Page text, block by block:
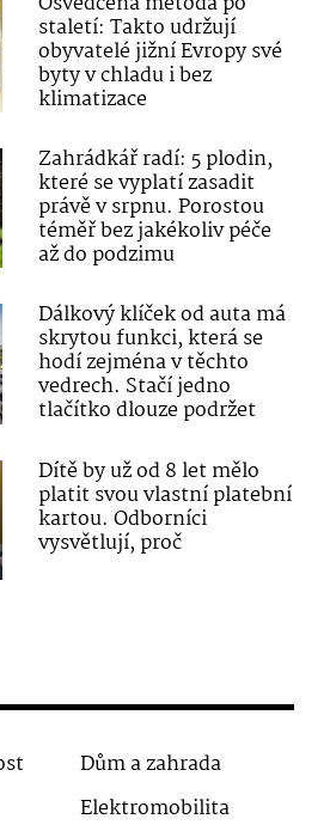
staletí: Takto udržují
obyvatelé jižní Evropy své
byty v chladu i bez
klimatizace
Zahrádkář radí: 5 plodin,
které se vyplatí zasadit
právě v srpnu. Porostou
téměř bez jakékoliv péče
až do podzimu
Dálkový klíček od auta má
skrytou funkci, která se
hodí zejména v těchto
vedrech. Stačí jedno
tlačítko dlouze podržet
Dítě by už od 8 let mělo
platit svou vlastní platební
kartou. Odborníci
vysvětlují, proč
Dům a zahrada
Elektromobilita